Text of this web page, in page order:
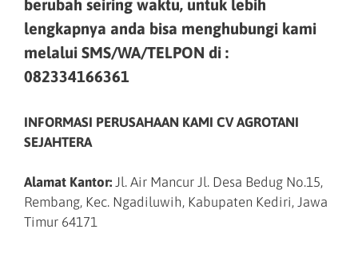
berubah seiring waktu, untuk lebih
lengkapnya anda bisa menghubungi kami
melalui SMS/WA/TELPON di :
082334166361
INFORMASI PERUSAHAAN KAMI CV AGROTANI
SEJAHTERA
Alamat Kantor: Jl. Air Mancur Jl. Desa Bedug No.15,
Rembang, Kec. Ngadiluwih, Kabupaten Kediri, Jawa
Timur 64171